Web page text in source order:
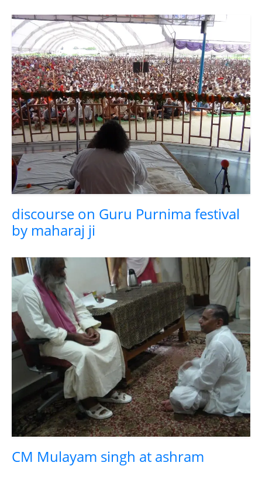
discourse on Guru Purnima festival
by maharaj ji
CM Mulayam singh at ashram